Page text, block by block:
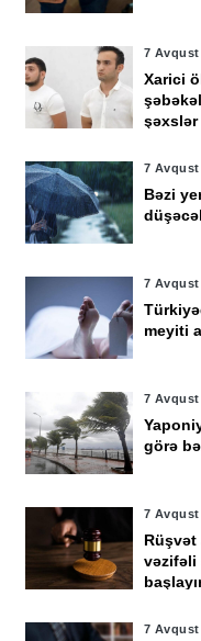
Hərbi
7 Avqust
Xarici
şəxslər
7 Avqust
Bəzi
7 Avqust
meyiti
7 Avqust
görə
7 Avqust
vəzifəli
7 Avqust